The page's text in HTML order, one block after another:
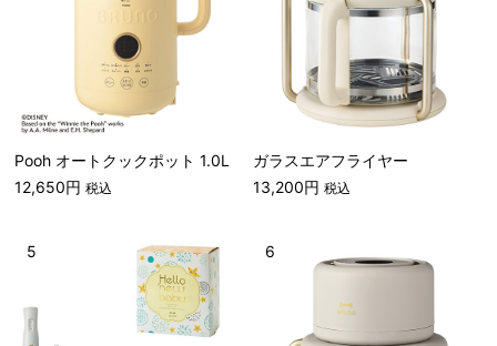
Pooh オートクックポット 1.0L
12,650円税込
ガラスエアフライヤー
13,200円税込
5 6